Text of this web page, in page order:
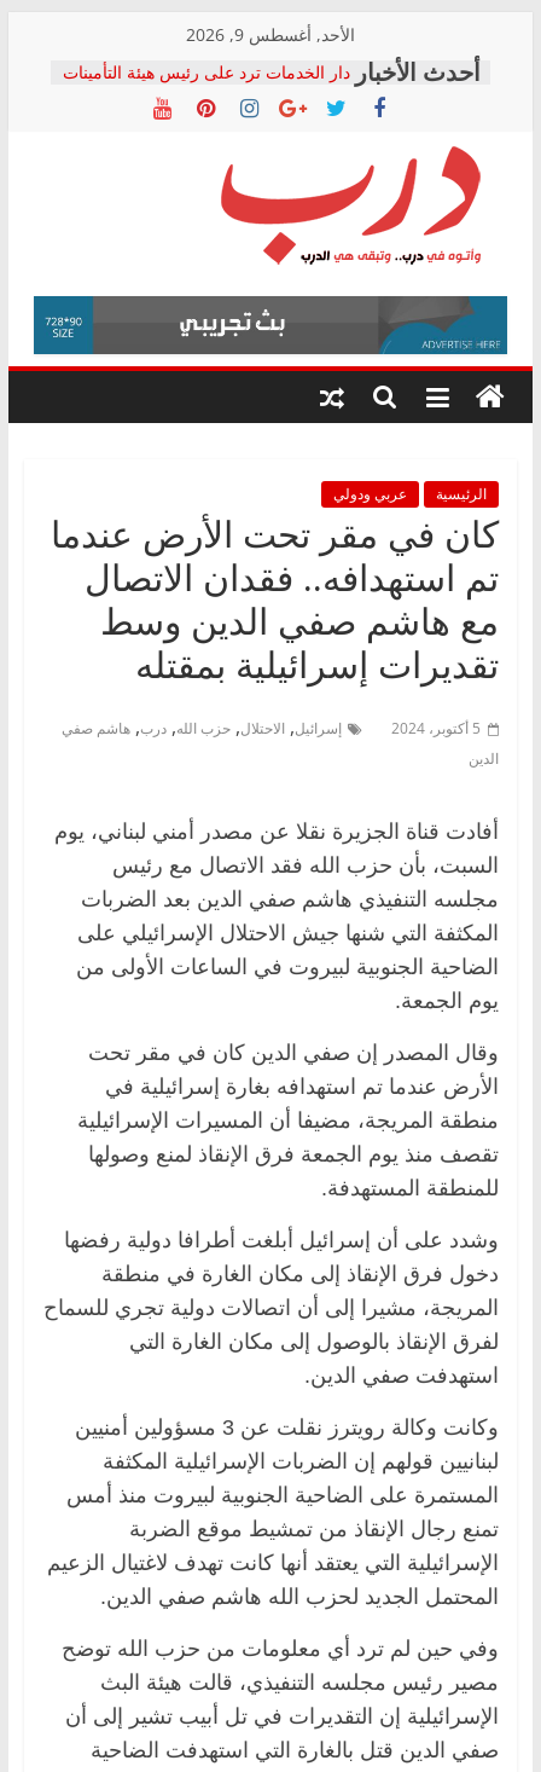
content
الأحد, أغسطس 9, 2026
دار الخدمات ترد على رئيس هيئة التأمينات
بعد مؤتمره الصحفي: إنكار الأزمة لا ينهي
معاناة أصحاب المعاشات.. ونطالب بكشف
فرحات سليمان يكتب: القطاع الصحي إلى
أين؟
حزب التحالف الشعبي يطلق لجنة “الحق
في الصحة” بالإسكندرية لرصد الانتهاكات
ودعم المرضى
الوزاري لمدينة الصحفيين.. وانتهاء أعمال
إنشاء المبنى الإداري
المجلس القومي لحقوق الإنسان يعلن
متابعة قضية الدكتور محمد زهران.. ويؤكد:
قرينة البراءة وضمانات المحاكمة العادلة
درب
وأتوه
درب..
وتبقى
هي
الرئيسية عربي ودولي
كان في مقر تحت الأرض عندما
تم استهدافه.. فقدان الاتصال
مع هاشم صفي الدين وسط
تقديرات إسرائيلية بمقتله
5 أكتوبر، 2024 إسرائيل, الاحتلال, حزب الله, درب, هاشم صفي
الدين
أفادت قناة الجزيرة نقلا عن مصدر أمني لبناني، يوم
السبت، بأن حزب الله فقد الاتصال مع رئيس
مجلسه التنفيذي هاشم صفي الدين بعد الضربات
المكثفة التي شنها جيش الاحتلال الإسرائيلي على
الضاحية الجنوبية لبيروت في الساعات الأولى من
يوم الجمعة.
وقال المصدر إن صفي الدين كان في مقر تحت
الأرض عندما تم استهدافه بغارة إسرائيلية في
منطقة المريجة، مضيفا أن المسيرات الإسرائيلية
تقصف منذ يوم الجمعة فرق الإنقاذ لمنع وصولها
للمنطقة المستهدفة.
وشدد على أن إسرائيل أبلغت أطرافا دولية رفضها
دخول فرق الإنقاذ إلى مكان الغارة في منطقة
المريجة، مشيرا إلى أن اتصالات دولية تجري للسماح
لفرق الإنقاذ بالوصول إلى مكان الغارة التي
استهدفت صفي الدين.
وكانت وكالة رويترز نقلت عن 3 مسؤولين أمنيين
لبنانيين قولهم إن الضربات الإسرائيلية المكثفة
المستمرة على الضاحية الجنوبية لبيروت منذ أمس
تمنع رجال الإنقاذ من تمشيط موقع الضربة
الإسرائيلية التي يعتقد أنها كانت تهدف لاغتيال الزعيم
المحتمل الجديد لحزب الله هاشم صفي الدين.
وفي حين لم ترد أي معلومات من حزب الله توضح
مصير رئيس مجلسه التنفيذي، قالت هيئة البث
الإسرائيلية إن التقديرات في تل أبيب تشير إلى أن
صفي الدين قتل بالغارة التي استهدفت الضاحية